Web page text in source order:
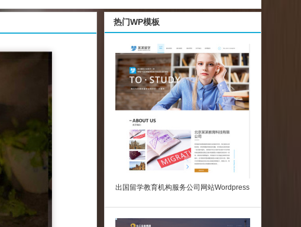
热门WP模板
出国留学教育机构服务公司网站Wordpress
主题下载